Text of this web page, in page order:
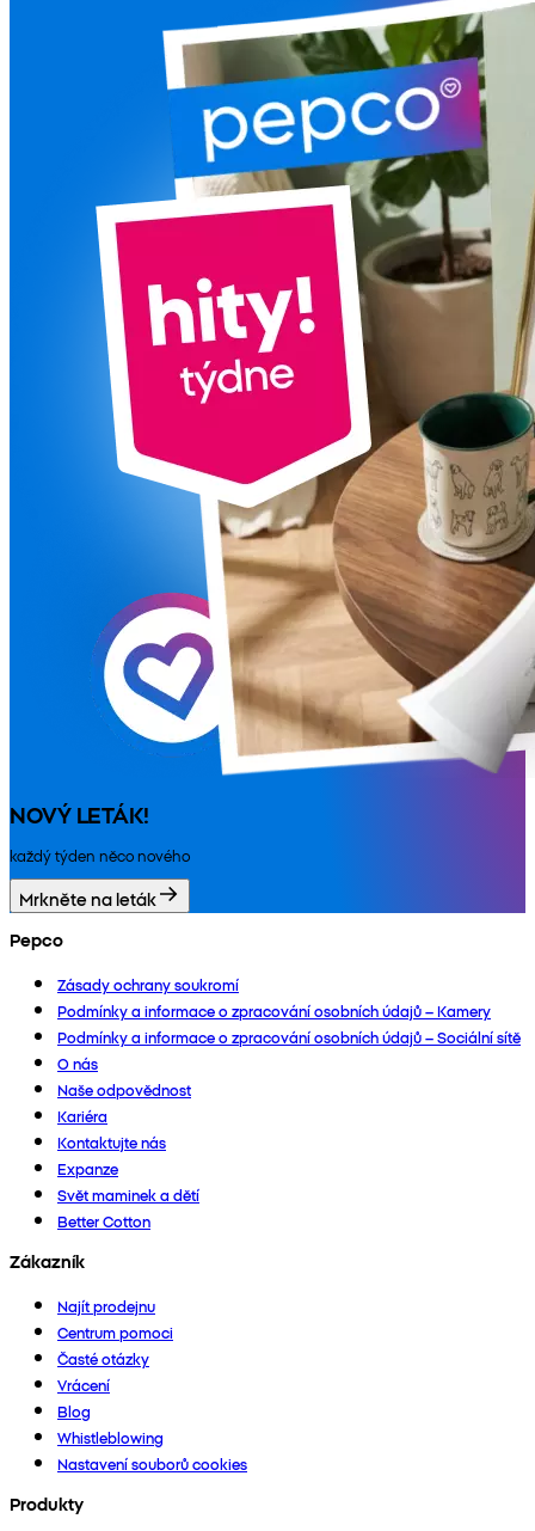
NOVÝ LETÁK!
každý týden něco nového
Mrkněte na leták
Pepco
Zásady ochrany soukromí
Podmínky a informace o zpracování osobních údajů – Kamery
Podmínky a informace o zpracování osobních údajů – Sociální sítě
O nás
Naše odpovědnost
Kariéra
Kontaktujte nás
Expanze
Svět maminek a dětí
Better Cotton
Zákazník
Najít prodejnu
Centrum pomoci
Časté otázky
Vrácení
Blog
Whistleblowing
Nastavení souborů cookies
Produkty